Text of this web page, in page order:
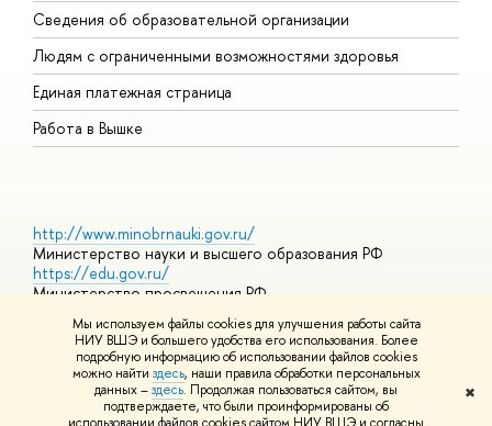
Мы используем файлы cookies для улучшения работы сайта
НИУ ВШЭ и большего удобства его использования. Более
подробную информацию об использовании файлов cookies
можно найти здесь, наши правила обработки персональных
данных –здесь. Продолжая пользоваться сайтом, вы
подтверждаете, что были проинформированы об
✖
Сведения об образовательной организации
Людям с ограниченными возможностями здоровья
Единая платежная страница
Работа в Вышке
http://www.minobrnauki.gov.ru/
Министерство науки и высшего образования РФ
https://edu.gov.ru/
Министерство просвещения РФ
Массовые открытые онлайн-курсы
© НИУ ВШЭ 1993–2026 Адреса и контактыУсловия
использования материалов Политика конфиденциальности